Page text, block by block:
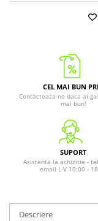
CEL MAI BUN
Contacteaza-ne daca ai
mai bun!
SUPORT
Asistenta la achizitie -
email L-V 10:00 -
Descriere